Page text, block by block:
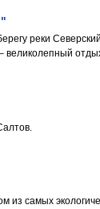
реки
из самых